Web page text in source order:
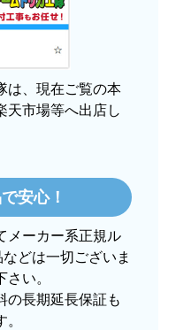
安いところで買う
り早くて、梱包も
ましたか？
したか？
か？
は、現在ご覧の本
天市場等へ出店し
安心！
メーカー系正規ル
どは一切ございま
い。
の長期延長保証も